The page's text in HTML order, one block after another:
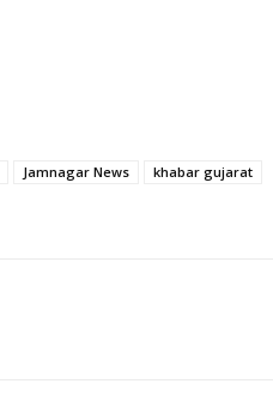
Jamnagar News
khabar gujarat